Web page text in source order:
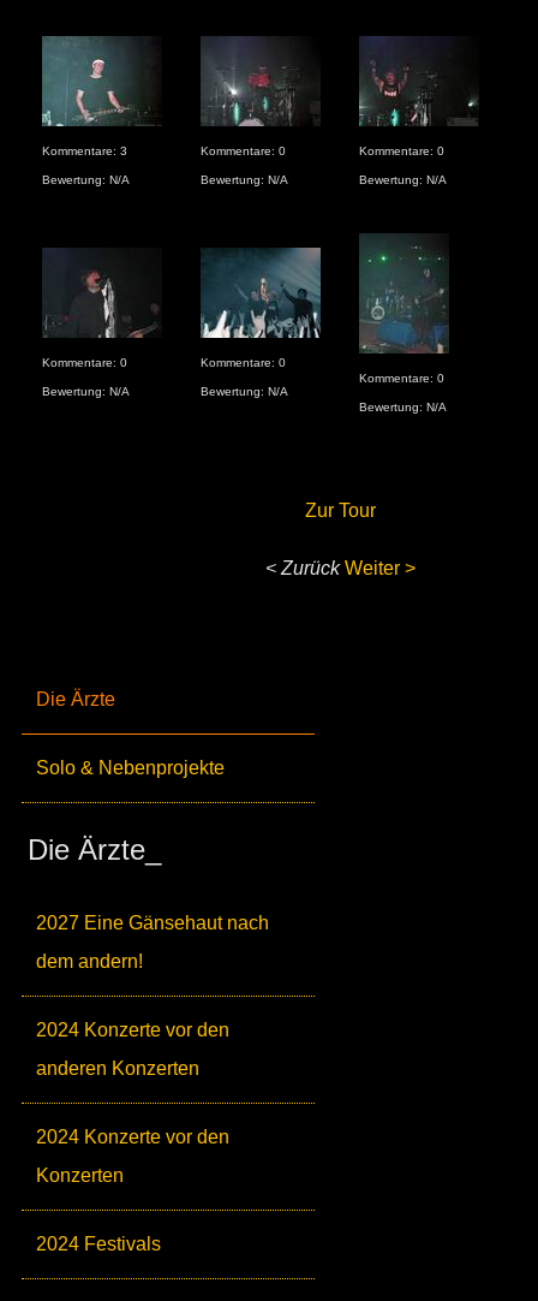
Die Ärzte
Solo & Nebenprojekte
Die Ärzte_
2027 Eine Gänsehaut nach
dem andern!
2024 Konzerte vor den
anderen Konzerten
2024 Konzerte vor den
Konzerten
2024 Festivals
Kommentare: 3
Bewertung: N/A
Kommentare: 0
Bewertung: N/A
Kommentare: 0
Bewertung: N/A
Kommentare: 0
Bewertung: N/A
Kommentare: 0
Bewertung: N/A
Kommentare: 0
Bewertung: N/A
Zur Tour
< ZurückWeiter >